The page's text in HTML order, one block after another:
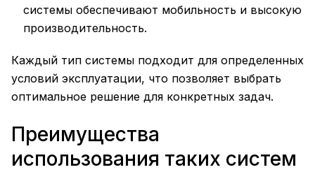
системы обеспечивают мобильность и высокую
производительность.
Каждый тип системы подходит для определенных
условий эксплуатации, что позволяет выбрать
оптимальное решение для конкретных задач.
Преимущества
использования таких систем